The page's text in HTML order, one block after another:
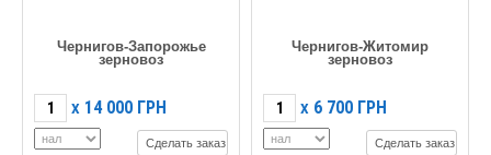
Чернигов-Запорожье
зерновоз
X 14 000 ГРН
Сделать заказ
Чернигов-Житомир
зерновоз
X 6 700 ГРН
Сделать заказ